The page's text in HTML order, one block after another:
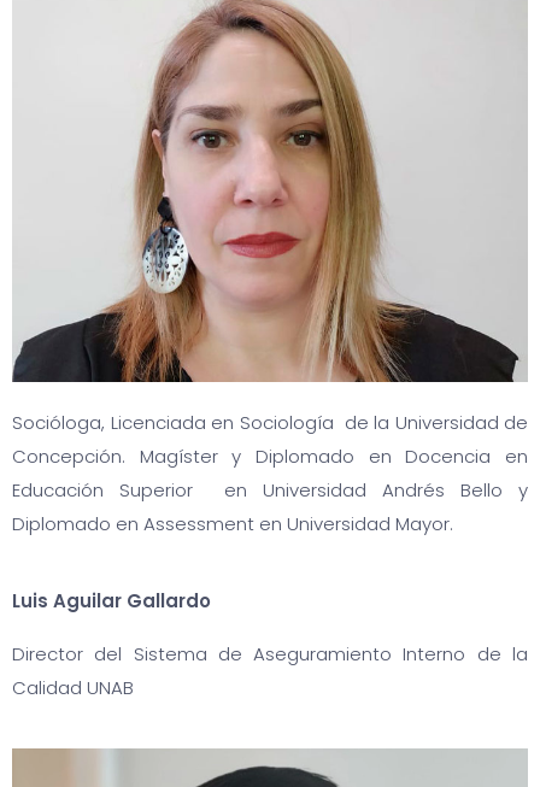
Socióloga, Licenciada en Sociología de la Universidad de
Concepción. Magíster y Diplomado en Docencia en
Educación Superior en Universidad Andrés Bello y
Diplomado en Assessment en Universidad Mayor.
Luis Aguilar Gallardo
Director del Sistema de Aseguramiento Interno de la
Calidad UNAB